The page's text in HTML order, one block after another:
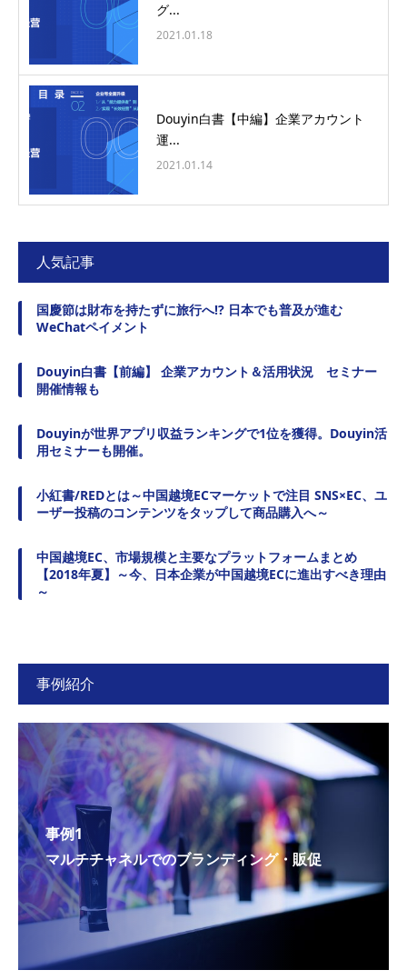
グ...
2021.01.18
Douyin白書【中編】企業アカウント
運...
2021.01.14
人気記事
国慶節は財布を持たずに旅行へ!? 日本でも普及が進む
WeChatペイメント
Douyin白書【前編】 企業アカウント＆活用状況 セミナー
開催情報も
Douyinが世界アプリ収益ランキングで1位を獲得。Douyin活
用セミナーも開催。
小紅書/REDとは～中国越境ECマーケットで注目 SNS×EC、ユ
ーザー投稿のコンテンツをタップして商品購入へ～
中国越境EC、市場規模と主要なプラットフォームまとめ
【2018年夏】～今、日本企業が中国越境ECに進出すべき理由
～
事例紹介
事例1
マルチチャネルでのブランディング・販促